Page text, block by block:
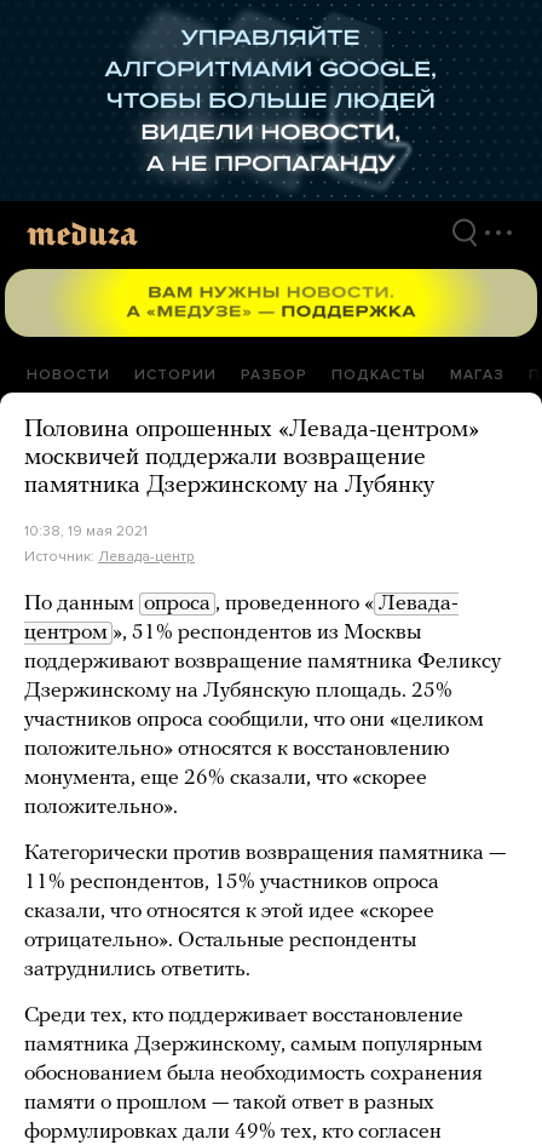
НОВОСТИ ИСТОРИИ РАЗБОР ПОДКАСТЫ МАГАЗ
Половина опрошенных «Левада-центром»
москвичей поддержали возвращение
памятника Дзержинскому на Лубянку
10:38, 19 мая 2021
Источник: Левада-центр
По данным опроса , проведенного « Левада-
центром », 51% респондентов из Москвы
поддерживают возвращение памятника Феликсу
Дзержинскому на Лубянскую площадь. 25%
участников опроса сообщили, что они «целиком
положительно» относятся к восстановлению
монумента, еще 26% сказали, что «скорее
положительно».
Категорически против возвращения памятника —
11% респондентов, 15% участников опроса
сказали, что относятся к этой идее «скорее
отрицательно». Остальные респонденты
затруднились ответить.
Среди тех, кто поддерживает восстановление
памятника Дзержинскому, самым популярным
обоснованием была необходимость сохранения
памяти о прошлом — такой ответ в разных
формулировках дали 49% тех, кто согласен